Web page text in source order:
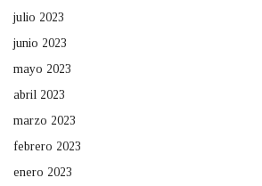
julio 2023
junio 2023
mayo 2023
abril 2023
marzo 2023
febrero 2023
enero 2023